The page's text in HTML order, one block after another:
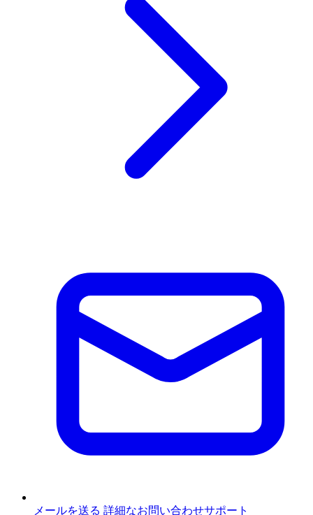
メールを送る 詳細なお問い合わせサポート